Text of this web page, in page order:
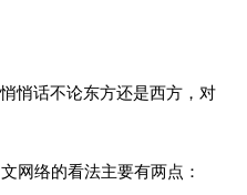
悄话不论东方还是西方，对
网络的看法主要有两点：